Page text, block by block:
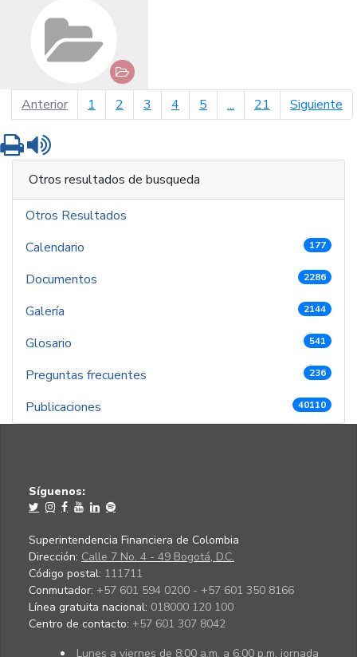
Anteriorpágina anterior
1 2 3 4 5 ... 21 Siguiente
Imprimir
Otros resultados de busqueda
Otros Resultados
Calendario
177
Documentos 2286
Galería 2144
Glosario 541
Preguntas frecuentes 236
Publicaciones 40110
Síguenos:
Superintendencia Financiera de Colombia
Dirección: Calle 7 No. 4 - 49 Bogotá, D.C.
Código postal: 111711
Conmutador: +57 601 594 0200 - +57 601 350 8166
Línea gratuita nacional: 018000 120 100
Centro de contacto: +57 601 307 8042
Lunes a viernes de 8:00 a.m. a 6:00 p.m. jornada